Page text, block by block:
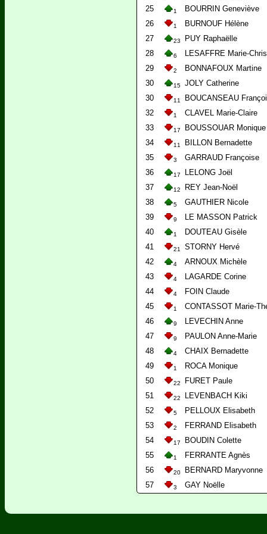
25
1
BOURRIN Geneviève
26
1
BURNOUF Hélène
27
23
PUY Raphaëlle
28
6
LESAFFRE Marie-
29
2
BONNAFOUX Martine
30
15
JOLY Catherine
30
11
BOUCANSEAU
32
1
CLAVEL Marie-Claire
33
17
BOUSSOUAR Monique
34
11
BILLON Bernadette
35
3
GARRAUD Françoise
36
17
LELONG Joël
37
12
REY Jean-Noël
38
5
GAUTHIER Nicole
39
9
LE MASSON Patrick
40
1
DOUTEAU Gisèle
41
21
STORNY Hervé
42
4
ARNOUX Michèle
43
4
LAGARDE Corine
44
4
FOIN Claude
45
1
CONTASSOT Marie-
46
9
LEVECHIN Anne
47
9
PAULON Anne-Marie
48
4
CHAIX Bernadette
49
1
ROCA Monique
50
22
FURET Paule
51
22
LEVENBACH Kiki
52
5
PELLOUX Elisabeth
53
2
FERRAND Elisabeth
54
17
BOUDIN Colette
55
1
FERRANTE Agnès
56
20
BERNARD Maryvonne
57
3 GAY Noëlle